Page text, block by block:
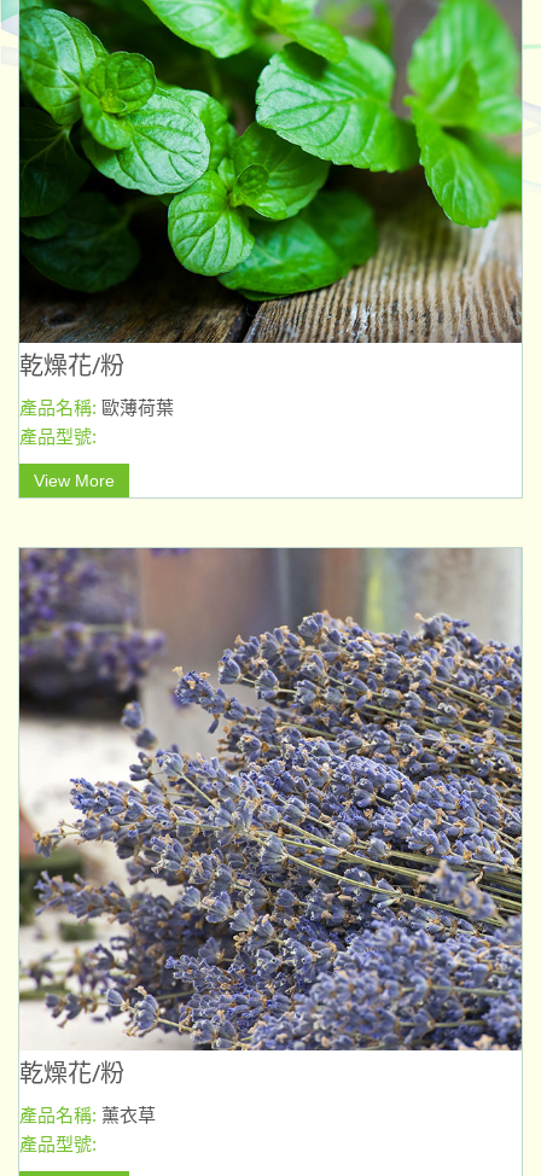
乾燥花/粉
產品名稱: 歐薄荷葉
產品型號:
View More
乾燥花/粉
產品名稱: 薰衣草
產品型號: